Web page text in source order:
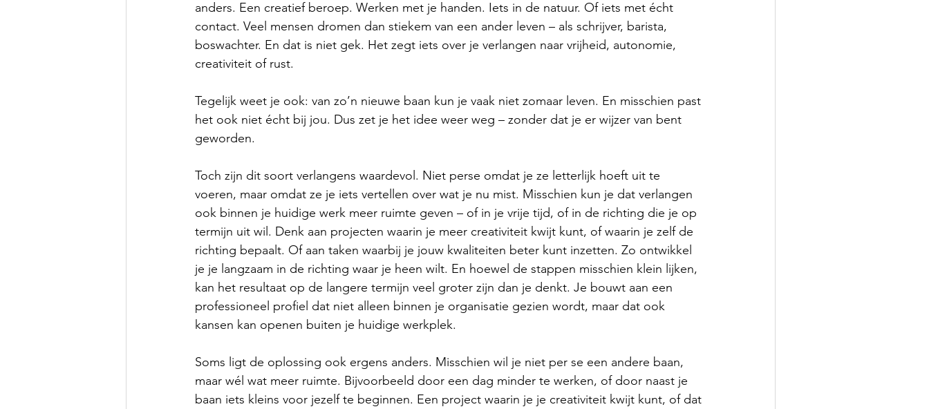
anders. Een creatief beroep. Werken met je handen. Iets in de natuur. Of iets met écht
contact. Veel mensen dromen dan stiekem van een ander leven – als schrijver, barista,
boswachter. En dat is niet gek. Het zegt iets over je verlangen naar vrijheid, autonomie,
creativiteit of rust.
Tegelijk weet je ook: van zo’n nieuwe baan kun je vaak niet zomaar leven. En misschien past
het ook niet écht bij jou. Dus zet je het idee weer weg – zonder dat je er wijzer van bent
geworden.
Toch zijn dit soort verlangens waardevol. Niet perse omdat je ze letterlijk hoeft uit te
voeren, maar omdat ze je iets vertellen over wat je nu mist. Misschien kun je dat verlangen
ook binnen je huidige werk meer ruimte geven – of in je vrije tijd, of in de richting die je op
termijn uit wil. Denk aan projecten waarin je meer creativiteit kwijt kunt, of waarin je zelf de
richting bepaalt. Of aan taken waarbij je jouw kwaliteiten beter kunt inzetten. Zo ontwikkel
je je langzaam in de richting waar je heen wilt. En hoewel de stappen misschien klein lijken,
kan het resultaat op de langere termijn veel groter zijn dan je denkt. Je bouwt aan een
professioneel profiel dat niet alleen binnen je organisatie gezien wordt, maar dat ook
kansen kan openen buiten je huidige werkplek.
Soms ligt de oplossing ook ergens anders. Misschien wil je niet per se een andere baan,
maar wél wat meer ruimte. Bijvoorbeeld door een dag minder te werken, of door naast je
baan iets kleins voor jezelf te beginnen. Een project waarin je je creativiteit kwijt kunt, of dat